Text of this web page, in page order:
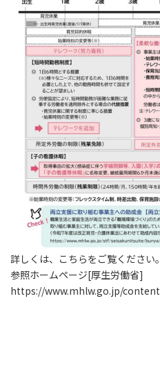
詳しくは、こちらをご覧ください。
参照ホームページ[厚生労働省]
https://www.mhlw.go.jp/